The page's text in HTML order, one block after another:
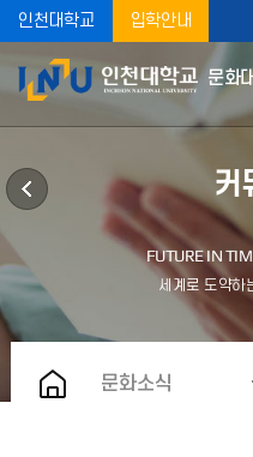
인천대학교 입학안내
문화
커
문화소식